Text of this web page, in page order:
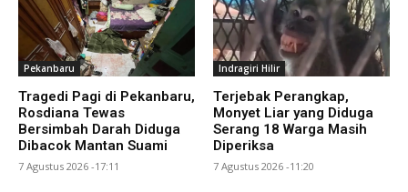
Pekanbaru
Tragedi Pagi di Pekanbaru,
Rosdiana Tewas
Bersimbah Darah Diduga
Dibacok Mantan Suami
7 Agustus 2026 -17:11
Indragiri Hilir
Terjebak Perangkap,
Monyet Liar yang Diduga
Serang 18 Warga Masih
Diperiksa
7 Agustus 2026 -11:20